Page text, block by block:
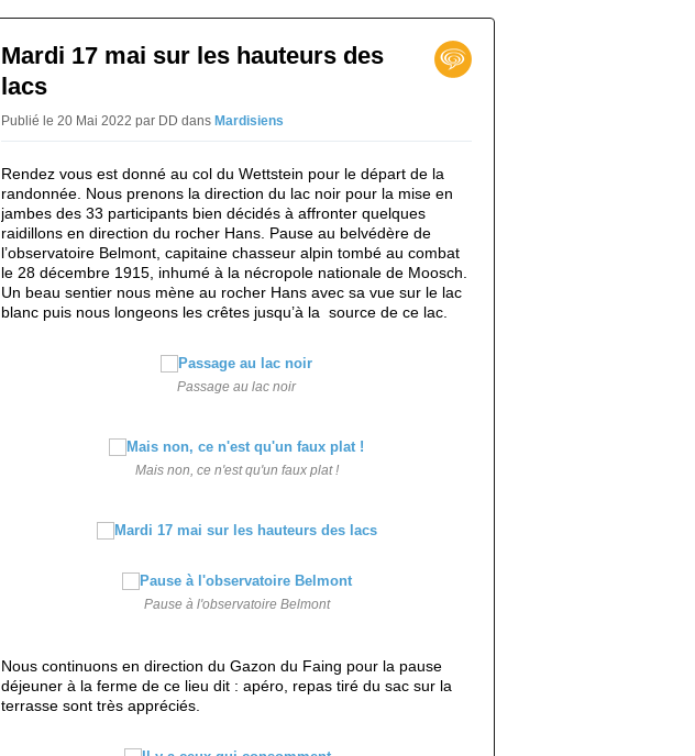
Mardi 17 mai sur les hauteurs des
lacs
Publié le 20 Mai 2022 par DD dans Mardisiens
Rendez vous est donné au col du Wettstein pour le départ de la
randonnée. Nous prenons la direction du lac noir pour la mise en
jambes des 33 participants bien décidés à affronter quelques
raidillons en direction du rocher Hans. Pause au belvédère de
l’observatoire Belmont, capitaine chasseur alpin tombé au combat
le 28 décembre 1915, inhumé à la nécropole nationale de Moosch.
Un beau sentier nous mène au rocher Hans avec sa vue sur le lac
blanc puis nous longeons les crêtes jusqu’à la source de ce lac.
Passage au lac noir
Mais non, ce n'est qu'un faux plat !
Pause à l'observatoire Belmont
Nous continuons en direction du Gazon du Faing pour la pause
déjeuner à la ferme de ce lieu dit : apéro, repas tiré du sac sur la
terrasse sont très appréciés.